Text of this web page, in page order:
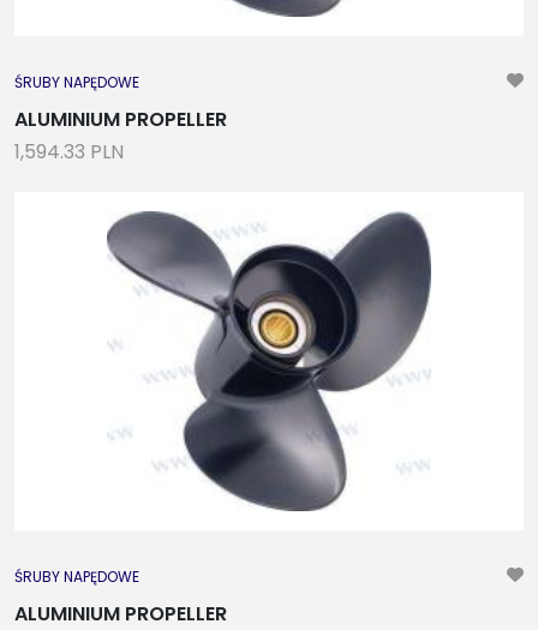
ŚRUBY NAPĘDOWE
ALUMINIUM PROPELLER
1,594.33 PLN
ŚRUBY NAPĘDOWE
ALUMINIUM PROPELLER